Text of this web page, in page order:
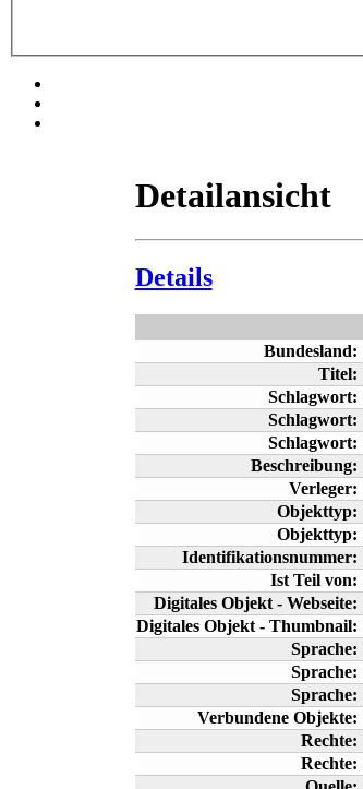
Detailansicht
Details
Bundesland:
Titel:
Schlagwort:
Schlagwort:
Schlagwort:
Beschreibung:
Verleger:
Objekttyp:
Objekttyp:
Identifikationsnummer:
Ist Teil von:
Digitales Objekt - Webseite:
Digitales Objekt - Thumbnail:
Sprache:
Sprache:
Sprache:
Verbundene Objekte:
Rechte:
Rechte: